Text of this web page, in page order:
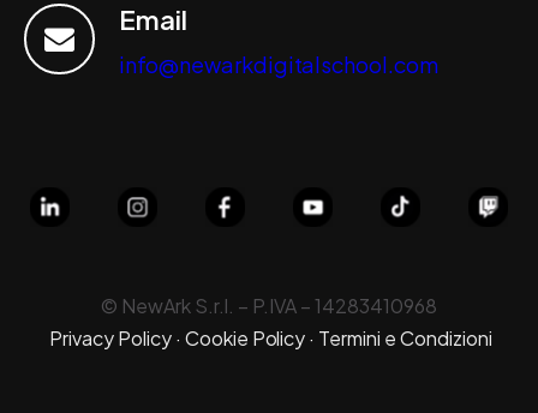
Email
info@newarkdigitalschool.com
© NewArk S.r.l. – P.IVA –14283410968
Privacy Policy· Cookie Policy· Termini e Condizioni